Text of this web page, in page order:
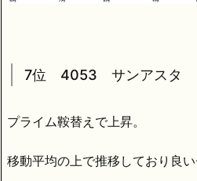
7位 4053 サンアスタ
プライム鞍替えで上昇。
移動平均の上で推移しており良い